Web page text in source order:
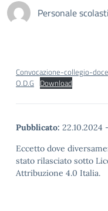
Personale
Convocazione-collegio-
O.D.G Download
Pubblicato: 22.10.2024 -
Eccetto dove
stato rilasciato sotto
Attribuzione 4.0 Italia.